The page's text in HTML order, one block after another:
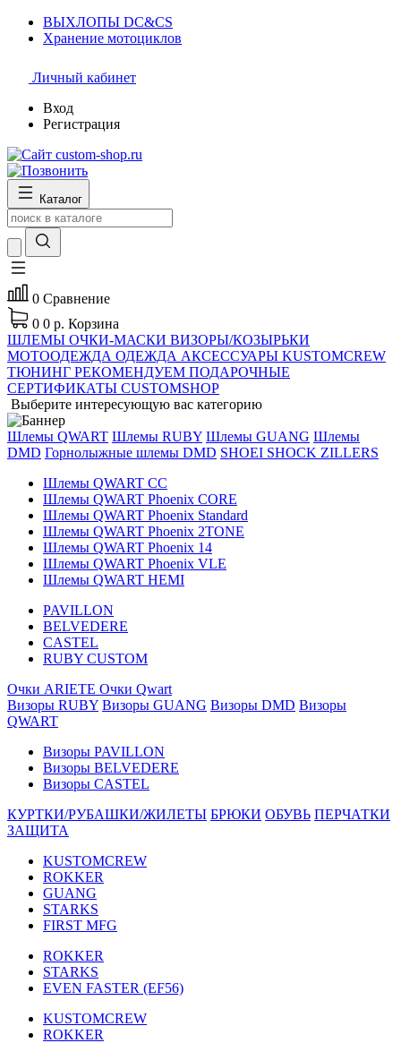
ВЫХЛОПЫ DC&CS
Хранение мотоциклов
Личный кабинет
Вход
Регистрация
Каталог
0 Сравнение
0 0 р. Корзина
ШЛЕМЫ ОЧКИ-МАСКИ ВИЗОРЫ/КОЗЫРЬКИ
МОТООДЕЖДА ОДЕЖДА АКСЕССУАРЫ KUSTOMCREW
ТЮНИНГ РЕКОМЕНДУЕМ ПОДАРОЧНЫЕ
СЕРТИФИКАТЫ CUSTOMSHOP
Выберите интересующую вас категорию
Шлемы QWART Шлемы RUBY Шлемы GUANG Шлемы
DMD Горнолыжные шлемы DMD SHOEI SHOCK ZILLERS
Шлемы QWART CC
Шлемы QWART Phoenix CORE
Шлемы QWART Phoenix Standard
Шлемы QWART Phoenix 2TONE
Шлемы QWART Phoenix 14
Шлемы QWART Phoenix VLE
Шлемы QWART HEMI
PAVILLON
BELVEDERE
CASTEL
RUBY CUSTOM
Очки ARIETE Очки Qwart
Визоры RUBY Визоры GUANG Визоры DMD Визоры
QWART
Визоры PAVILLON
Визоры BELVEDERE
Визоры CASTEL
КУРТКИ/РУБАШКИ/ЖИЛЕТЫ БРЮКИ ОБУВЬ ПЕРЧАТКИ
ЗАЩИТА
KUSTOMCREW
ROKKER
GUANG
STARKS
FIRST MFG
ROKKER
STARKS
EVEN FASTER (EF56)
KUSTOMCREW
ROKKER